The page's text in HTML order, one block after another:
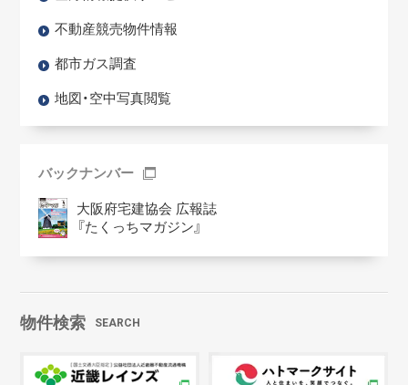
不動産競売物件情報
都市ガス調査
地図・空中写真閲覧
バックナンバー
大阪府宅建協会 広報誌
『たくっちマガジン』
物件検索 SEARCH